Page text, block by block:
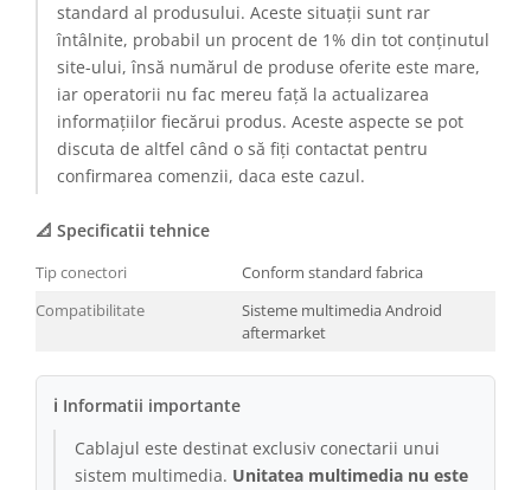
Conectică BMW
Conectică Volkswagen
Conectică Mercedes Benz
Conectică Ford
Conectică Opel
Conectică Skoda
Conectică Chevrolet
Conectică Suzuki
standard al produsului. Aceste situații sunt rar
întâlnite, probabil un procent de 1% din tot conținutul
site-ului, însă numărul de produse oferite este mare,
iar operatorii nu fac mereu față la actualizarea
informațiilor fiecărui produs. Aceste aspecte se pot
discuta de altfel când o să fiți contactat pentru
confirmarea comenzii, daca este cazul.
📐 Specificatii tehnice
Tip conectori
Conform standard fabrica
Compatibilitate
Sisteme multimedia Android
aftermarket
ℹ Informatii importante
Cablajul este destinat exclusiv conectarii unui
sistem multimedia. Unitatea multimedia nu este